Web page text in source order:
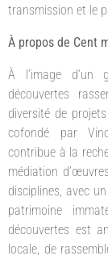
transmission et le
À propos de Cent
À l’image d’un
découvertes
diversité de
cofondé par
contribue à la
médiation
disciplines, avec
patrimoine
découvertes est
locale, de